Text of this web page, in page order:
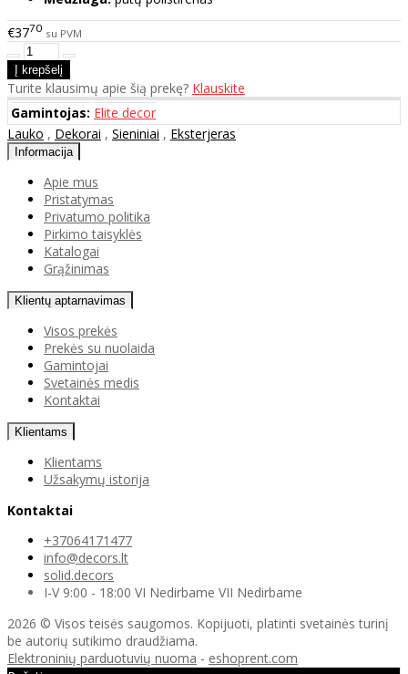
€3770 su PVM
Turite klausimų apie šią prekę? Klauskite
Gamintojas: Elite decor
Lauko , Dekorai , Sieniniai , Eksterjeras
Informacija
Apie mus
Pristatymas
Privatumo politika
Pirkimo taisyklės
Katalogai
Grąžinimas
Klientų aptarnavimas
Visos prekės
Prekės su nuolaida
Gamintojai
Svetainės medis
Kontaktai
Klientams
Klientams
Užsakymų istorija
Kontaktai
+37064171477
info@decors.lt
solid.decors
I-V 9:00 - 18:00 VI Nedirbame VII Nedirbame
2026 © Visos teisės saugomos. Kopijuoti, platinti svetainės turinį
be autorių sutikimo draudžiama.
Elektroninių parduotuvių nuoma - eshoprent.com